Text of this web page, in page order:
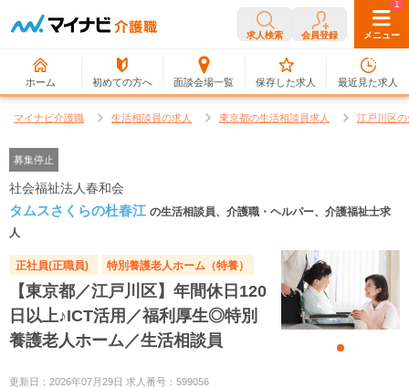
求人検索 会員登録 メニュー
ホーム 初めての方へ 面談会場一覧
0
保存した求人
1
最近見た求人
マイナビ介護職 生活相談員の求人 東京都の生活相談員求人 江戸川区
募集停止
社会福祉法人春和会
タムスさくらの杜春江 の生活相談員、介護職・ヘルパー、介護福祉士求
人
正社員(正職員) 特別養護老人ホーム（特養）
【東京都／江戸川区】年間休日120
日以上♪ICT活用／福利厚生◎特別
養護老人ホーム／生活相談員
更新日：2026年07月29日 求人番号：599056